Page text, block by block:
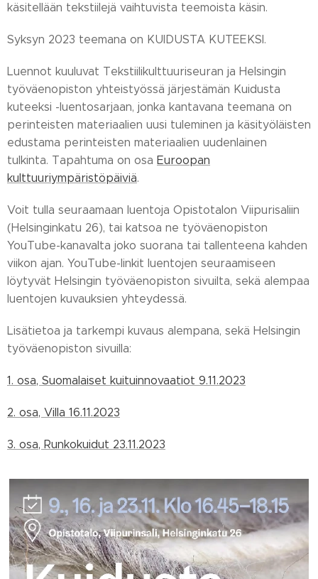
käsitellään tekstiilejä vaihtuvista teemoista käsin.
Syksyn 2023 teemana on KUIDUSTA KUTEEKSI.
Luennot kuuluvat Tekstiilikulttuuriseuran ja Helsingin
työväenopiston yhteistyössä järjestämän Kuidusta
kuteeksi -luentosarjaan, jonka kantavana teemana on
perinteisten materiaalien uusi tuleminen ja käsityöläisten
edustama perinteisten materiaalien uudenlainen
tulkinta. Tapahtuma on osa Euroopan
kulttuuriympäristöpäiviä.
Voit tulla seuraamaan luentoja Opistotalon Viipurisaliin
(Helsinginkatu 26), tai katsoa ne työväenopiston
YouTube-kanavalta joko suorana tai tallenteena kahden
viikon ajan. YouTube-linkit luentojen seuraamiseen
löytyvät Helsingin työväenopiston sivuilta, sekä alempaa
luentojen kuvauksien yhteydessä.
Lisätietoa ja tarkempi kuvaus alempana, sekä Helsingin
työväenopiston sivuilla:
1. osa, Suomalaiset kuituinnovaatiot 9.11.2023
2. osa, Villa 16.11.2023
3. osa, Runkokuidut 23.11.2023